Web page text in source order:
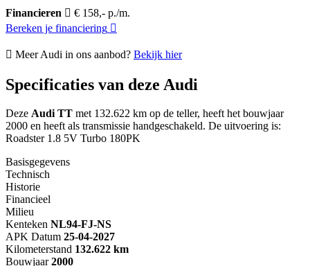
Financieren
€ 158,- p./m.
Bereken je financiering
Meer Audi in ons aanbod? Bekijk hier
Specificaties van deze Audi
Deze Audi TT met 132.622 km op de teller, heeft het bouwjaar
2000 en heeft als transmissie handgeschakeld. De uitvoering is:
Roadster 1.8 5V Turbo 180PK
Basisgegevens
Technisch
Historie
Financieel
Milieu
Kenteken NL94-FJ-NS
APK Datum 25-04-2027
Kilometerstand 132.622 km
Bouwjaar 2000